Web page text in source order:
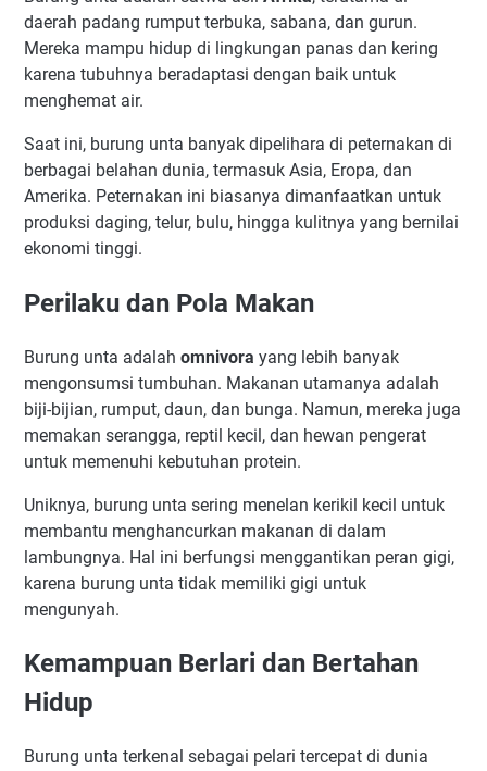
daerah padang rumput terbuka, sabana, dan gurun.
Mereka mampu hidup di lingkungan panas dan kering
karena tubuhnya beradaptasi dengan baik untuk
menghemat air.
Saat ini, burung unta banyak dipelihara di peternakan di
berbagai belahan dunia, termasuk Asia, Eropa, dan
Amerika. Peternakan ini biasanya dimanfaatkan untuk
produksi daging, telur, bulu, hingga kulitnya yang bernilai
ekonomi tinggi.
Perilaku dan Pola Makan
Burung unta adalah omnivora yang lebih banyak
mengonsumsi tumbuhan. Makanan utamanya adalah
biji-bijian, rumput, daun, dan bunga. Namun, mereka juga
memakan serangga, reptil kecil, dan hewan pengerat
untuk memenuhi kebutuhan protein.
Uniknya, burung unta sering menelan kerikil kecil untuk
membantu menghancurkan makanan di dalam
lambungnya. Hal ini berfungsi menggantikan peran gigi,
karena burung unta tidak memiliki gigi untuk
mengunyah.
Kemampuan Berlari dan Bertahan
Hidup
Burung unta terkenal sebagai pelari tercepat di dunia